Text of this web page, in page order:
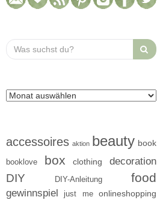
Search
for:
accessoires aktion beauty book
booklove box clothing decoration
DIY DIY-Anleitung food
gewinnspiel just me onlineshopping